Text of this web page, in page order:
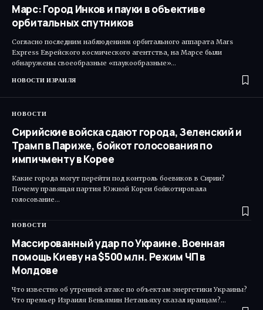
Марс: Город Инков и пауки в объективе
орбитальных спутников
Согласно последним наблюдениям орбитального аппарата Mars
Express Еврейского космического агентства, на Марсе были
обнаружены своеобразные «паукообразные»…
НОВОСТИ ИЗРАИЛЯ
НОВОСТИ
Сирийские войска сдают города, Зеленский и
Трамп в Париже, бойкот голосования по
импичменту в Корее
Какие города могут перейти под контроль боевиков в Сирии?
Почему правящая партия Южной Кореи бойкотировала
голосование…
НОВОСТИ
Массированный удар по Украине. Военная
помощь Киеву на $500 млн. Режим ЧП в
Молдове
Что известно об утренней атаке по объектам энергетики Украины?
Что премьер Израиля Беньямин Нетаньяху сказал иранцам?…